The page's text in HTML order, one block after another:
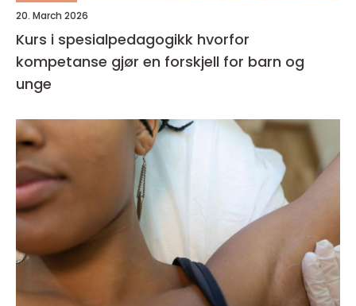
20. March 2026
Kurs i spesialpedagogikk hvorfor
kompetanse gjør en forskjell for barn og
unge